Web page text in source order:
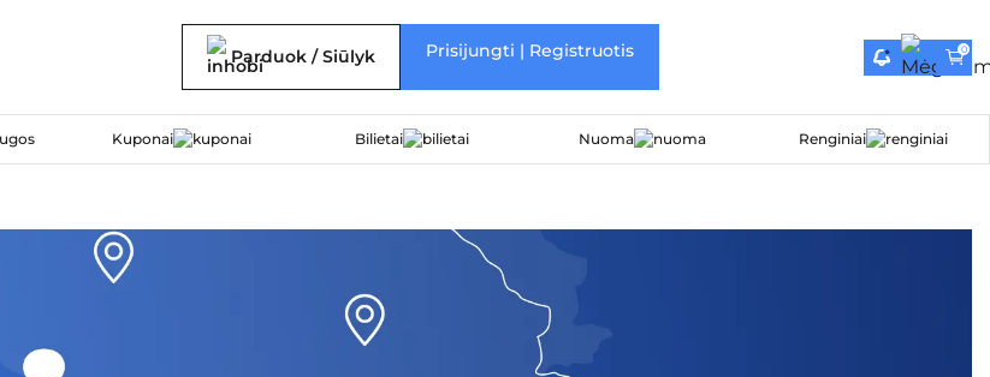
Parduok / Siūlyk Prisijungti | Registruotis 0
Kuponai Bilietai Nuoma Renginiai